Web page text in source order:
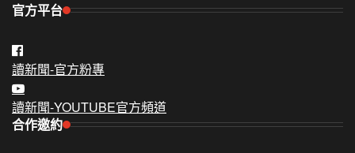
官方平台
讀新聞-官方粉專
讀新聞-YOUTUBE官方頻道
合作邀約